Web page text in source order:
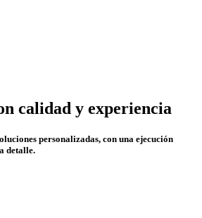
calidad y experiencia
personalizadas, con una ejecución
detalle.